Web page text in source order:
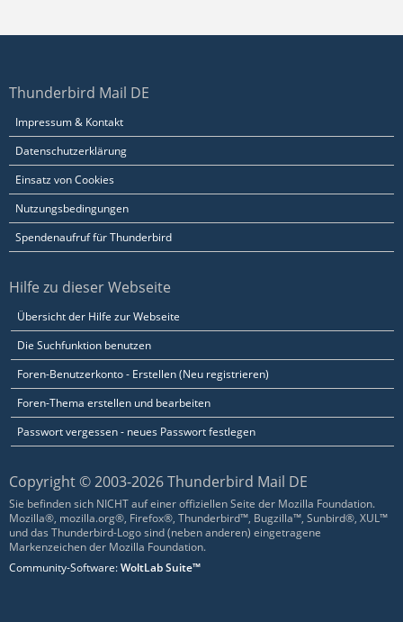
Thunderbird Mail DE
Impressum & Kontakt
Datenschutzerklärung
Einsatz von Cookies
Nutzungsbedingungen
Spendenaufruf für Thunderbird
Hilfe zu dieser Webseite
Übersicht der Hilfe zur Webseite
Die Suchfunktion benutzen
Foren-Benutzerkonto - Erstellen (Neu registrieren)
Foren-Thema erstellen und bearbeiten
Passwort vergessen - neues Passwort festlegen
Copyright © 2003-2026 Thunderbird Mail DE
Sie befinden sich NICHT auf einer offiziellen Seite der Mozilla Foundation.
Mozilla®, mozilla.org®, Firefox®, Thunderbird™, Bugzilla™, Sunbird®, XUL™
und das Thunderbird-Logo sind (neben anderen) eingetragene
Markenzeichen der Mozilla Foundation.
Community-Software:WoltLab Suite™